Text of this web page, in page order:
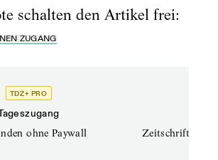
schalten den Artikel frei:
ZUGANG
TDZ+ PRO
ohne Paywall Zeitschriften